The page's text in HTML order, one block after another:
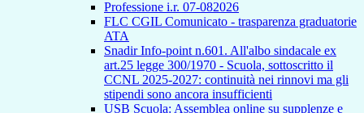
Professione i.r. 07-082026
FLC CGIL Comunicato - trasparenza graduatorie
ATA
Snadir Info-point n.601. All'albo sindacale ex
art.25 legge 300/1970 - Scuola, sottoscritto il
CCNL 2025-2027: continuità nei rinnovi ma gli
stipendi sono ancora insufficienti
USB Scuola: Assemblea online su supplenze e